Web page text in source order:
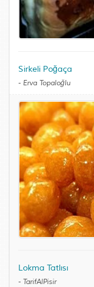
Sirkeli Poğaça
- Erva Topaloğlu
Lokma Tatlısı
- TarifAlPisir